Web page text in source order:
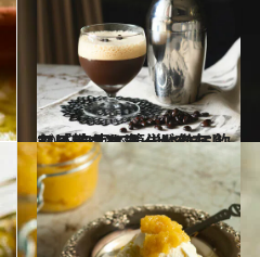
2023.5.30
アイスコーヒーが存在しないイタリア 代わりに飲む「シェケラート」って？ 自宅で簡単に作るレシピ教えます
グルメ